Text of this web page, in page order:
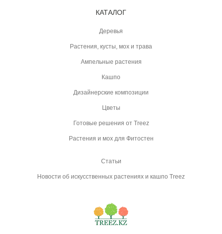
КАТАЛОГ
Деревья
Растения, кусты, мох и трава
Ампельные растения
Кашпо
Дизайнерские композиции
Цветы
Готовые решения от Treez
Растения и мох для Фитостен
Статьи
Новости об искусственных растениях и кашпо Treez